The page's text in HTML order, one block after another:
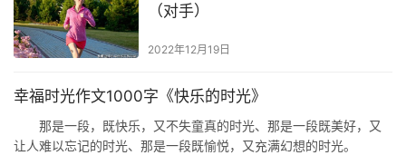
（对手）
2022年12月19日
幸福时光作文1000字《快乐的时光》
那是一段，既快乐，又不失童真的时光、那是一段既美好，又
让人难以忘记的时光、那是一段既愉悦，又充满幻想的时光。